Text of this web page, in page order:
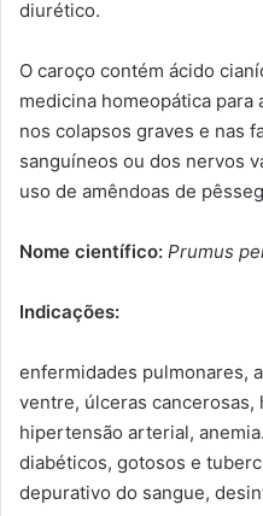
diurético.
O caroço contém ácido
medicina homeopática para
nos colapsos graves e nas
sanguíneos ou dos nervos
uso de amêndoas de
Nome científico: Prumus
Indicações:
enfermidades pulmonares,
ventre, úlceras
hipertensão arterial,
diabéticos, gotosos e
depurativo do sangue,